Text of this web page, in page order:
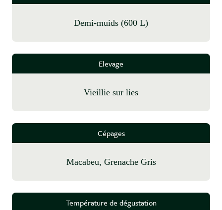
demi-muids (600 L)
Elevage
vieillie sur lies
Cépages
Macabeu, Grenache Gris
Température de dégustation